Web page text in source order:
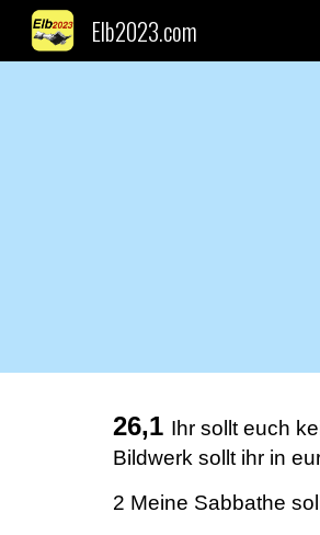
Elb2023.com
26,1 Ihr sollt euch
Bildwerk sollt ihr in
2 Meine Sabbathe